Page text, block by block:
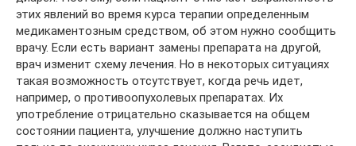
этих явлений во время курса терапии определенным
медикаментозным средством, об этом нужно сообщить
врачу. Если есть вариант замены препарата на другой,
врач изменит схему лечения. Но в некоторых ситуациях
такая возможность отсутствует, когда речь идет,
например, о противоопухолевых препаратах. Их
употребление отрицательно сказывается на общем
состоянии пациента, улучшение должно наступить